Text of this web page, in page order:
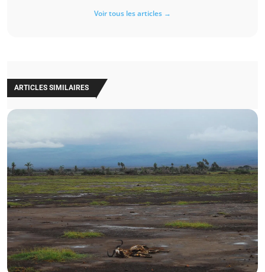
Voir tous les articles →
ARTICLES SIMILAIRES